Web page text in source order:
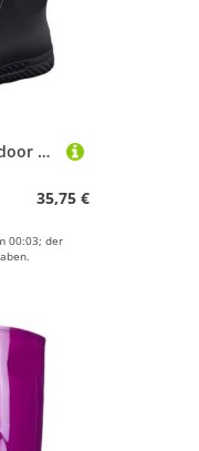
Herren Regenstiefel Outdoor Kurze Röhre Sportschuhe Angeln rutschfeste Arbeit Garten Gummischuhe Wasser Wellies Küche Knöchelschuhe Für Industrie Handwerk(Black,42)
35,75 €
00:03; der